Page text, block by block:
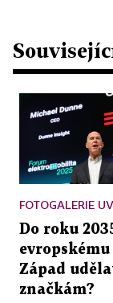
FOTOGALERIE
Do roku
Západ
značkám?